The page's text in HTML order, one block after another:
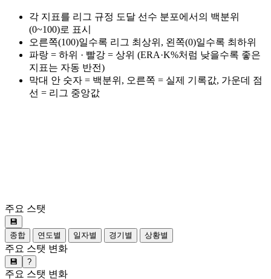
각 지표를 리그 규정 도달 선수 분포에서의 백분위
(0~100)로 표시
오른쪽(100)일수록 리그 최상위, 왼쪽(0)일수록 최하위
파랑 = 하위 · 빨강 = 상위 (ERA·K%처럼 낮을수록 좋은
지표는 자동 반전)
막대 안 숫자 = 백분위, 오른쪽 = 실제 기록값, 가운데 점
선 = 리그 중앙값
주요 스탯
💾
종합
연도별 일자별 경기별 상황별
주요 스탯 변화
💾 ?
주요 스탯 변화